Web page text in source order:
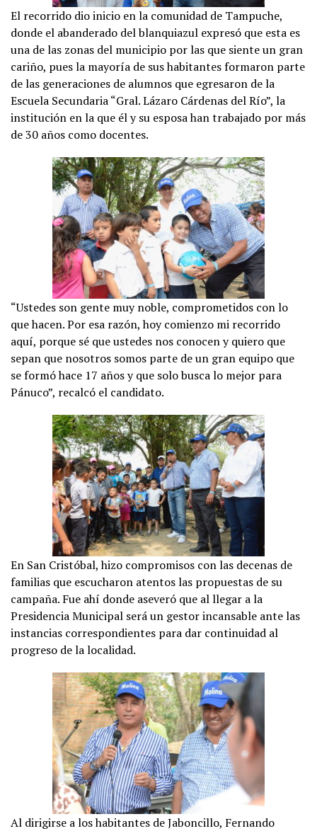
El recorrido dio inicio en la comunidad de Tampuche,
donde el abanderado del blanquiazul expresó que esta es
una de las zonas del municipio por las que siente un gran
cariño, pues la mayoría de sus habitantes formaron parte
de las generaciones de alumnos que egresaron de la
Escuela Secundaria “Gral. Lázaro Cárdenas del Río”, la
institución en la que él y su esposa han trabajado por más
de 30 años como docentes.
“Ustedes son gente muy noble, comprometidos con lo
que hacen. Por esa razón, hoy comienzo mi recorrido
aquí, porque sé que ustedes nos conocen y quiero que
sepan que nosotros somos parte de un gran equipo que
se formó hace 17 años y que solo busca lo mejor para
Pánuco”, recalcó el candidato.
En San Cristóbal, hizo compromisos con las decenas de
familias que escucharon atentos las propuestas de su
campaña. Fue ahí donde aseveró que al llegar a la
Presidencia Municipal será un gestor incansable ante las
instancias correspondientes para dar continuidad al
progreso de la localidad.
Al dirigirse a los habitantes de Jaboncillo, Fernando